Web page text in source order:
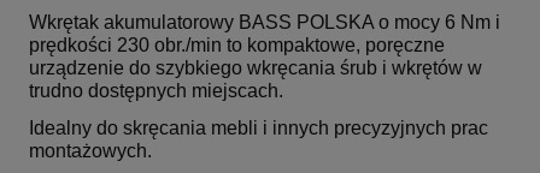
Wkrętak akumulatorowy BASS POLSKA o mocy 6 Nm i
prędkości 230 obr./min to kompaktowe, poręczne
urządzenie do szybkiego wkręcania śrub i wkrętów w
trudno dostępnych miejscach.
Idealny do skręcania mebli i innych precyzyjnych prac
montażowych.